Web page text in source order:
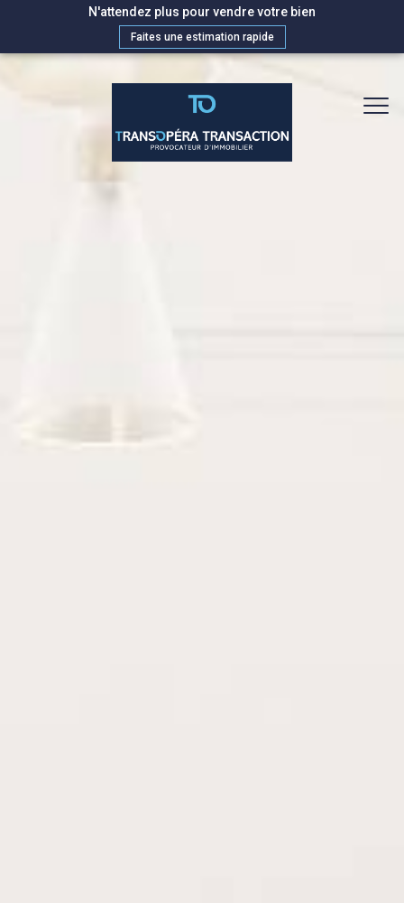
N'attendez plus pour vendre votre bien
Faites une estimation rapide